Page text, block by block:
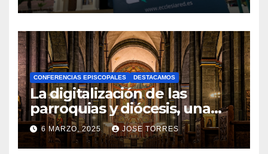
N
O
H
A
Y
C
O
M
CONFERENCIAS EPISCOPALES DESTACAMOS
La digitalización de las
parroquias y diócesis, una
realidad ya para el futuro de
la Iglesia
6 MARZO, 2025 JOSE TORRES
N